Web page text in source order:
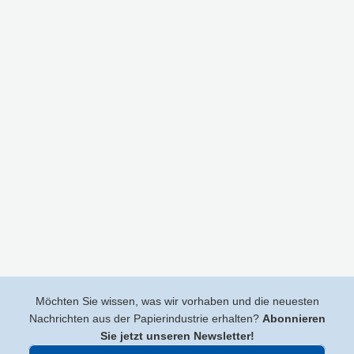
Möchten Sie wissen, was wir vorhaben und die neuesten
Nachrichten aus der Papierindustrie erhalten? Abonnieren
Sie jetzt unseren Newsletter!